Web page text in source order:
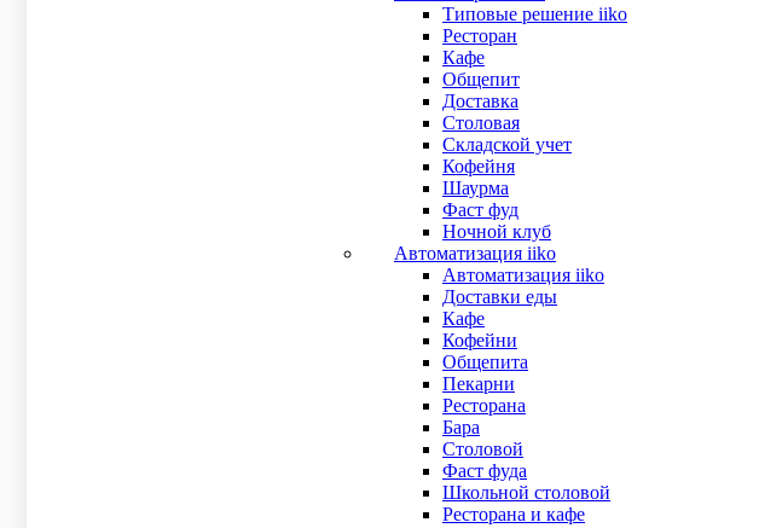
Типовые решение iiko
Ресторан
Кафе
Общепит
Доставка
Столовая
Складской учет
Кофейня
Шаурма
Фаст фуд
Ночной клуб
Автоматизация iiko
Автоматизация iiko
Доставки еды
Кафе
Кофейни
Общепита
Пекарни
Ресторана
Бара
Столовой
Фаст фуда
Школьной столовой
Ресторана и кафе
Оборудование,
Отзыв клиента